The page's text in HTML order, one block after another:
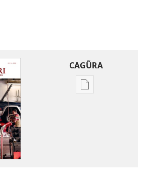
CAGŨRA
Mabuku